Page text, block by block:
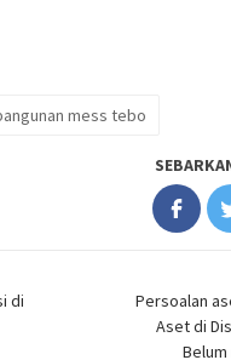
mess tebo
di
Persoalan
Aset di